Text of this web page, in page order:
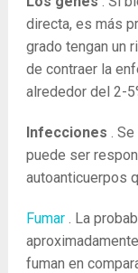
directa, es más
grado tengan un
de contraer la
alrededor del 2-
Infecciones .
puede ser
autoanticuerpos
Fumar. La
fuman en